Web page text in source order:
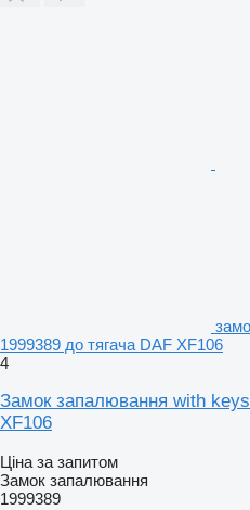
1999389 до тягача DAF XF106
4
Замок запалювання with
XF106
Ціна за запитом
Замок запалювання
1999389